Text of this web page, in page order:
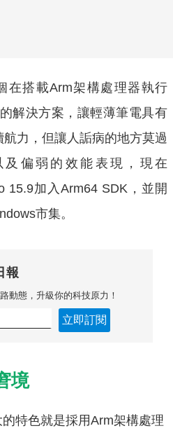
在搭載Arm架構處理器執行
解決方案，讓輕薄筆電具有
力，但讓人詬病的地方莫過
偏弱的效能表現，現在
15.9加入Arm64 SDK，並開
市集。
報
動態，升級你的科技原力！
立即訂閱
境
特色就是採用Arm架構處理